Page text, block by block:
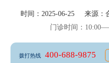
时间：2025-06-25 来源：
门诊时间：
拨打热线 400-688-9875